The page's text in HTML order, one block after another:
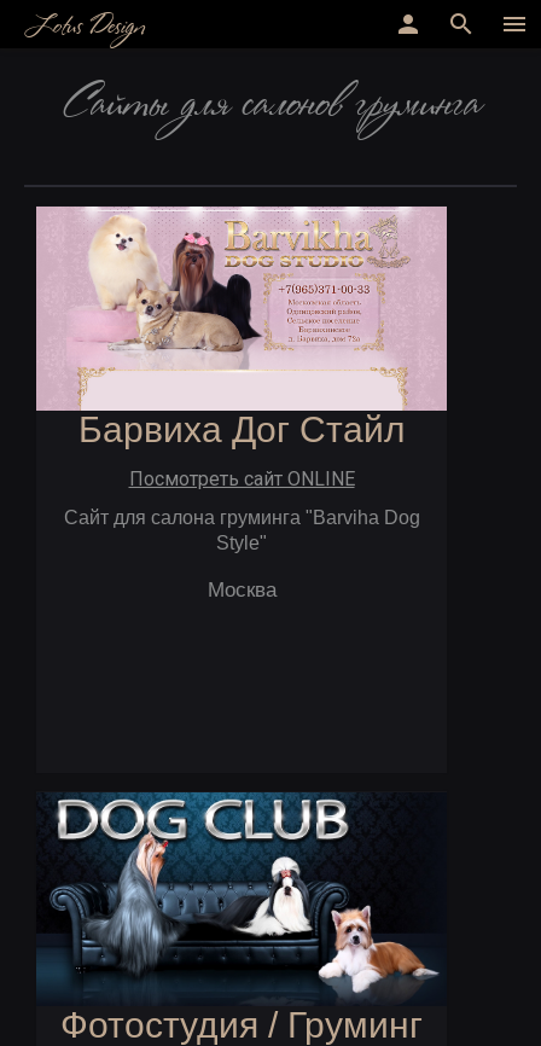
menu
search
person
Lotus Design
Сайты для салонов груминга
Барвиха Дог Стайл
Посмотреть сайт ONLINE
Сайт для салона груминга "Barviha Dog
Style"
Москва
Фотостудия / Груминг